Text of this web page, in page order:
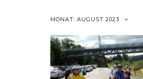
MONAT: AUGUST 2023